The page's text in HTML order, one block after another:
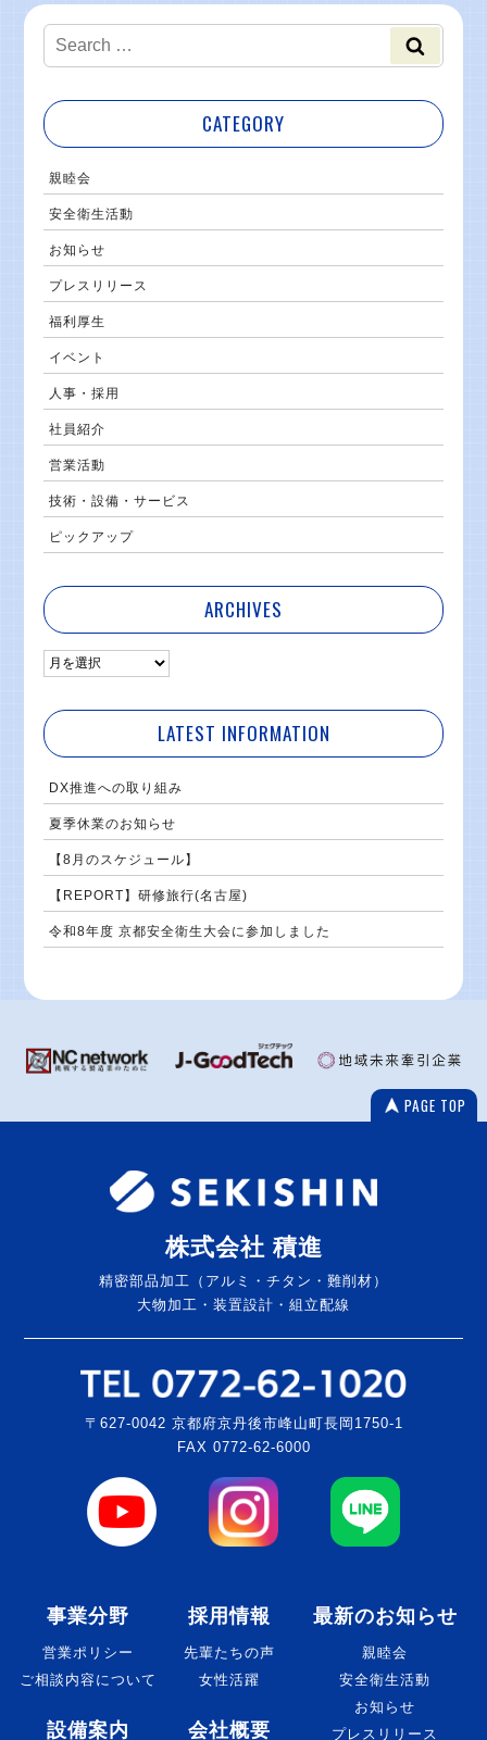
CATEGORY
親睦会
安全衛生活動
お知らせ
プレスリリース
福利厚生
イベント
人事・採用
社員紹介
営業活動
技術・設備・サービス
ピックアップ
ARCHIVES
LATEST INFORMATION
DX推進への取り組み
夏季休業のお知らせ
【8月のスケジュール】
【REPORT】研修旅行(名古屋)
令和8年度 京都安全衛生大会に参加しました
PAGE TOP
株式会社 積進
精密部品加工（アルミ・チタン・難削材）
大物加工・装置設計・組立配線
〒627-0042 京都府京丹後市峰山町長岡1750-1
FAX 0772-62-6000
事業分野
営業ポリシー
ご相談内容について
設備案内
採用情報
先輩たちの声
女性活躍
会社概要
最新のお知らせ
親睦会
安全衛生活動
お知らせ
プレスリリース